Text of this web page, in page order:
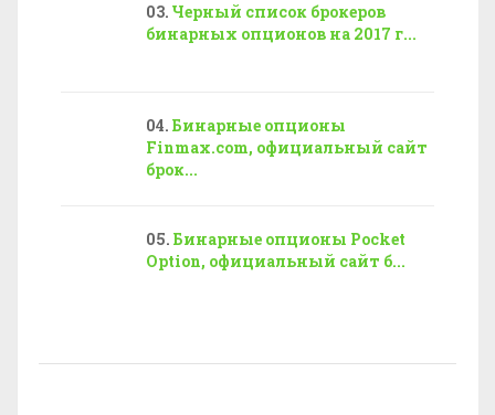
Черный список брокеров
бинарных опционов на 2017 г...
Бинарные опционы
Finmax.com, официальный сайт
брок...
Бинарные опционы Pocket
Option, официальный сайт б...